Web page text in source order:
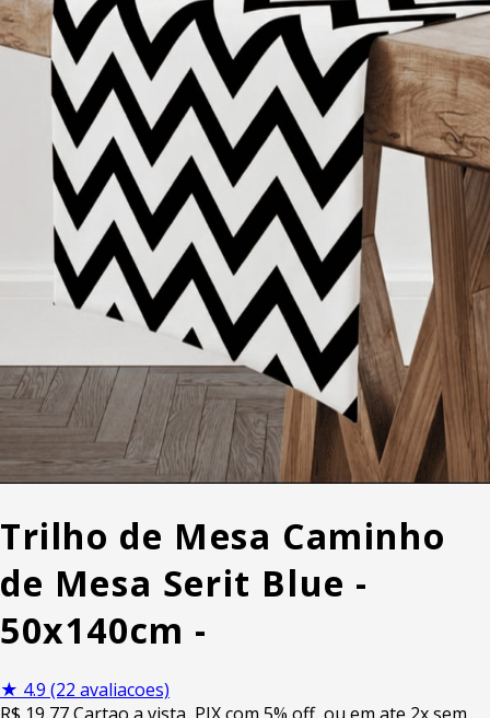
Trilho de Mesa Caminho
de Mesa Serit Blue -
50x140cm -
★ 4.9 (22 avaliacoes)